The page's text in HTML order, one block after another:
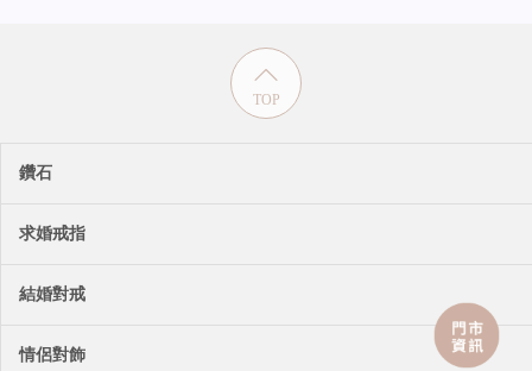
TOP
鑽石
求婚戒指
結婚對戒
情侶對飾